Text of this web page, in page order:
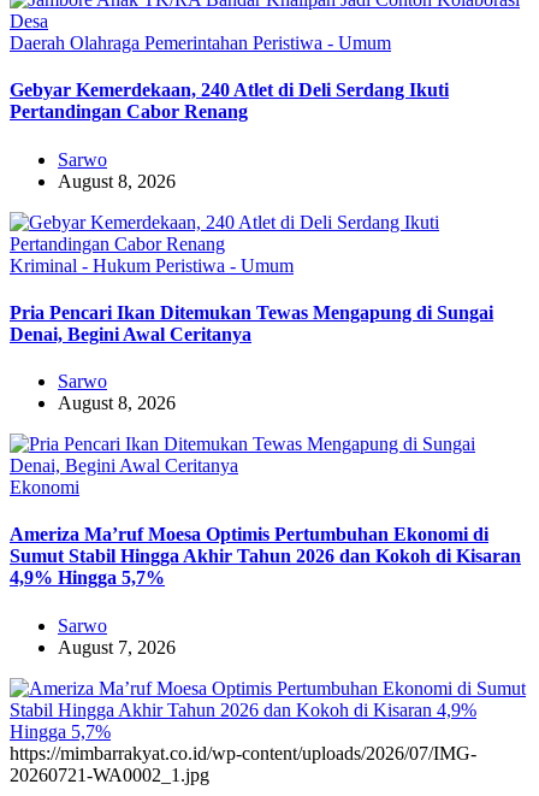
Daerah Olahraga Pemerintahan Peristiwa - Umum
Gebyar Kemerdekaan, 240 Atlet di Deli Serdang Ikuti
Pertandingan Cabor Renang
Sarwo
August 8, 2026
Kriminal - Hukum Peristiwa - Umum
Pria Pencari Ikan Ditemukan Tewas Mengapung di Sungai
Denai, Begini Awal Ceritanya‎
Sarwo
August 8, 2026
Ekonomi
Ameriza Ma’ruf Moesa‎ Optimis Pertumbuhan Ekonomi di
Sumut Stabil Hingga Akhir Tahun 2026 dan Kokoh di Kisaran
4,9% Hingga 5,7%
Sarwo
August 7, 2026
https://mimbarrakyat.co.id/wp-content/uploads/2026/07/IMG-
20260721-WA0002_1.jpg